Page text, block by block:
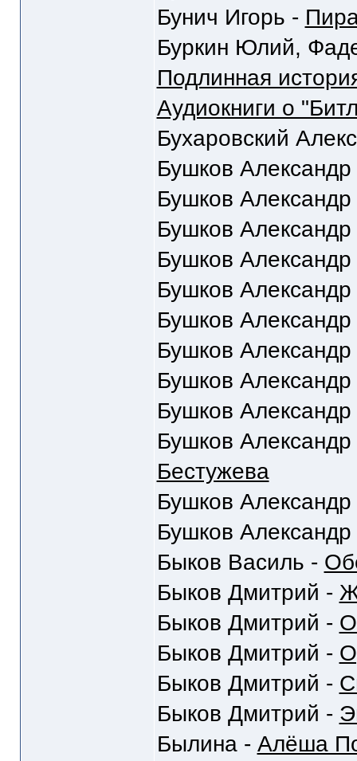
Бунич Игорь -
Буркин Юлий,
Подлинная
Аудиокниги о
Бухаровский
Бушков
Бушков
Бушков
Бушков
Бушков
Бушков
Бушков
Бушков
Бушков
Бушков
Бестужева
Бушков
Бушков
Быков Василь -
Быков Дмитрий -
Быков Дмитрий -
Быков Дмитрий -
Быков Дмитрий -
Быков Дмитрий -
Былина - Алёша